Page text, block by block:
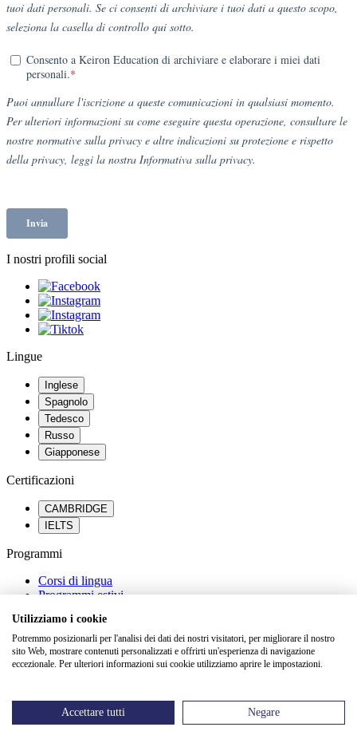
I nostri profili social
Lingue
Inglese
Spagnolo
Tedesco
Russo
Giapponese
Certificazioni
CAMBRIDGE
IELTS
Programmi
Corsi di lingua
Programmi estivi
Orientamento universitario
Saperne di più
Utilizziamo i cookie
Potremmo posizionarli per l'analisi dei dati dei nostri visitatori, per migliorare il nostro
sito Web, mostrare contenuti personalizzati e offrirti un'esperienza di navigazione
eccezionale. Per ulteriori informazioni sui cookie utilizziamo aprire le impostazioni.
Accettare tutti Negare